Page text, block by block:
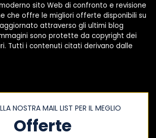
sito Web di confronto e revisione
che offre le migliori offerte disponibili su
attraverso gli ultimi blog
sono protette da copyright dei
Tutti i contenuti citati derivano dalle
NOSTRA MAIL LIST PER IL MEGLIO
Offerte